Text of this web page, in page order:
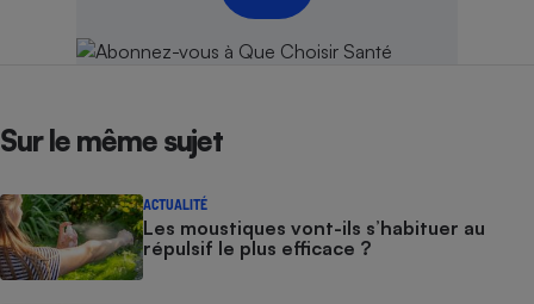
Sur le même sujet
ACTUALITÉ
Les moustiques vont-ils s’habituer au
répulsif le plus efficace ?